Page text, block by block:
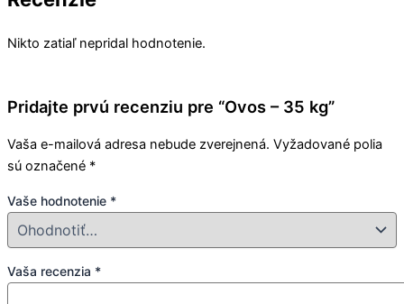
Nikto zatiaľ nepridal hodnotenie.
Pridajte prvú recenziu pre “Ovos – 35 kg”
Vaša e-mailová adresa nebude zverejnená. Vyžadované polia
sú označené *
Vaše hodnotenie *
Vaša recenzia *